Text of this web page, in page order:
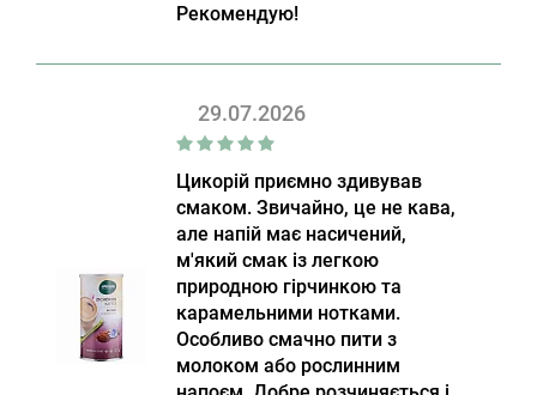
Рекомендую!
29.07.2026
Цикорій приємно здивував
смаком. Звичайно, це не кава,
але напій має насичений,
м'який смак із легкою
природною гірчинкою та
карамельними нотками.
Особливо смачно пити з
молоком або рослинним